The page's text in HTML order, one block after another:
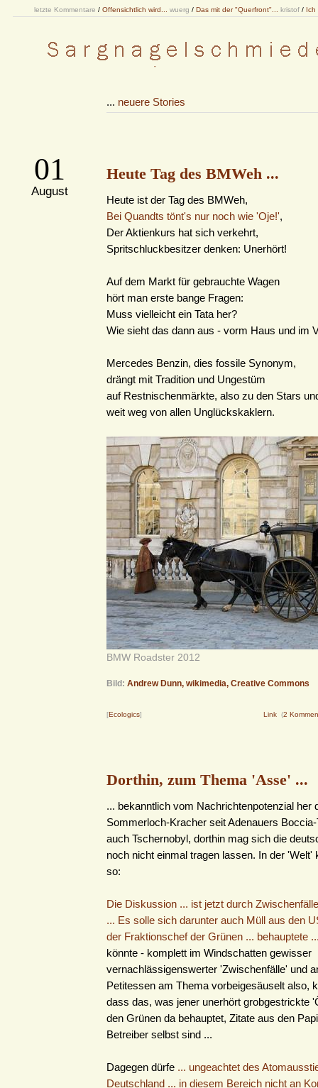
letzte Kommentare / Offensichtlich wird... wuerg / Das mit der "Querfront"... kristof / Ich
... neuere Stories
01
August
Heute Tag des BMWeh ...
Heute ist der Tag des BMWeh,
Bei Quandts tönt's nur noch wie 'Oje!',
Der Aktienkurs hat sich verkehrt,
Spritschluckbesitzer denken: Unerhört!
Auf dem Markt für gebrauchte Wagen
hört man erste bange Fragen:
Muss vielleicht ein Tata her?
Wie sieht das dann aus - vorm Haus und im
Mercedes Benzin, dies fossile Synonym,
drängt mit Tradition und Ungestüm
auf Restnischenmärkte, also zu den Stars
weit weg von allen Unglückskaklern.
BMW Roadster 2012
Bild: Andrew Dunn, wikimedia, Creative Commons
[Ecologics] Link (2
Dorthin, zum Thema 'Asse' ...
... bekanntlich vom Nachrichtenpotenzial her
Sommerloch-Kracher seit Adenauers
auch Tschernobyl, dorthin mag sich die
noch nicht einmal tragen lassen. In der 'Welt'
so:
Die Diskussion ... ist jetzt durch
... Es solle sich darunter auch Müll aus den
der Fraktionschef der Grünen ... behauptete
könnte - komplett im Windschatten gewisser
vernachlässigenswerter 'Zwischenfälle' und
Petitessen am Thema vorbeigesäuselt also,
dass das, was jener unerhört grobgestrickte
den Grünen da behauptet, Zitate aus den
Betreiber selbst sind ...
Dagegen dürfe ... ungeachtet des
Deutschland ... in diesem Bereich nicht an